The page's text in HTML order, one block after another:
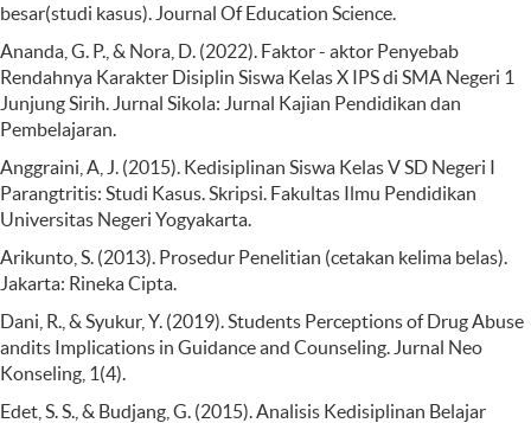
besar(studi kasus). Journal Of Education Science.
Ananda, G. P., & Nora, D. (2022). Faktor - aktor Penyebab
Rendahnya Karakter Disiplin Siswa Kelas X IPS di SMA Negeri 1
Junjung Sirih. Jurnal Sikola: Jurnal Kajian Pendidikan dan
Pembelajaran.
Anggraini, A, J. (2015). Kedisiplinan Siswa Kelas V SD Negeri I
Parangtritis: Studi Kasus. Skripsi. Fakultas Ilmu Pendidikan
Universitas Negeri Yogyakarta.
Arikunto, S. (2013). Prosedur Penelitian (cetakan kelima belas).
Jakarta: Rineka Cipta.
Dani, R., & Syukur, Y. (2019). Students Perceptions of Drug Abuse
andits Implications in Guidance and Counseling. Jurnal Neo
Konseling, 1(4).
Edet, S. S., & Budjang, G. (2015). Analisis Kedisiplinan Belajar